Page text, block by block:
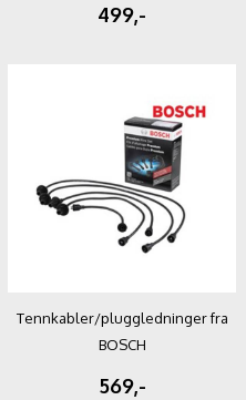
499,-
Tennkabler/pluggledninger fra
BOSCH
569,-